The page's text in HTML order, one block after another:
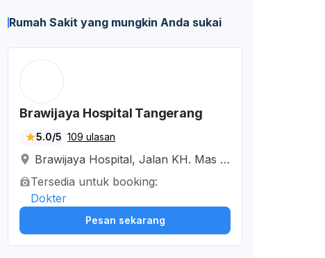
Rumah Sakit yang mungkin Anda sukai
Brawijaya Hospital Tangerang
5.0/5 109 ulasan
Brawijaya Hospital, Jalan KH. Mas M
ansyur, RT.005/RW.007, Kunciran In
dah, Tangerang City, Banten, Indone
sia
Tersedia untuk booking:
Dokter
Pesan sekarang